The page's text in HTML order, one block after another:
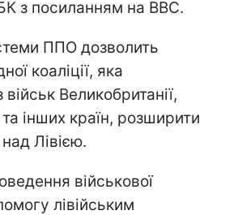
з посиланням на BBC.
ППО дозволить
коаліції, яка
Великобританії,
інших країн, розширити
Лівією.
військової
лівійським